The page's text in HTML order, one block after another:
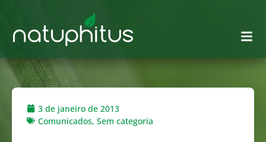
3 de janeiro de 2013
Comunicados, Sem categoria